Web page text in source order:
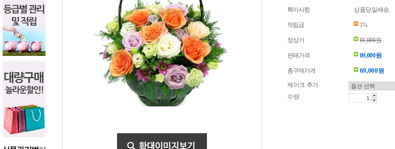
특이사항 상품당일배송
적립금 1%
정상가 81,000원
판매가격 69,000원
총구매가격 69,000원
케이크 추가
수량